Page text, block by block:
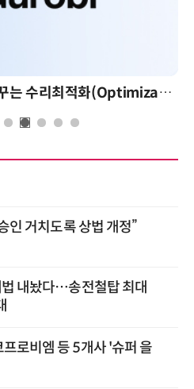
AI 시대의 의사결정을 바꾸는 수리최적화(Optimization): 실제 산업 적용 사례와 활용 전략
인 거치도록 상법 개정”
내놨다…송전철탑 최대
로비엠 등 5개사 '슈퍼 을